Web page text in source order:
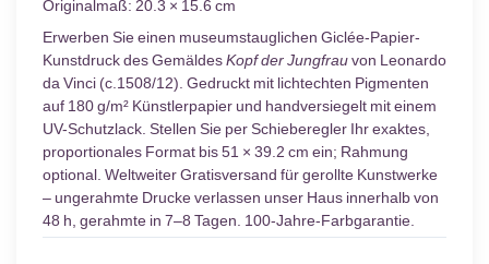
Originalmaß: 20.3 × 15.6 cm
Erwerben Sie einen museumstauglichen Giclée-Papier-
Kunstdruck des GemäldesKopf der Jungfrauvon Leonardo
da Vinci (c.1508/12). Gedruckt mit lichtechten Pigmenten
auf 180 g/m² Künstlerpapier und handversiegelt mit einem
UV-Schutzlack. Stellen Sie per Schieberegler Ihr exaktes,
proportionales Format bis 51 × 39.2 cm ein; Rahmung
optional. Weltweiter Gratisversand für gerollte Kunstwerke
– ungerahmte Drucke verlassen unser Haus innerhalb von
48 h, gerahmte in 7–8 Tagen. 100-Jahre-Farbgarantie.